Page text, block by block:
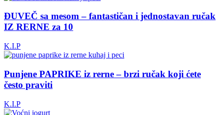
ĐUVEČ sa mesom – fantastičan i jednostavan ručak
IZ RERNE za 10
K.I.P
Punjene PAPRIKE iz rerne – brzi ručak koji ćete
često praviti
K.I.P